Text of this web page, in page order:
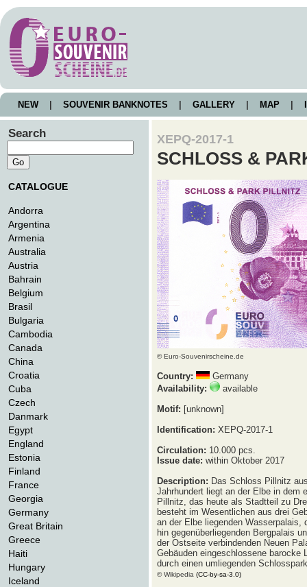
NEW SOUVENIR BANKNOTES GALLERY MAP
Search
CATALOGUE
Andorra
Argentina
Armenia
Australia
Austria
Bahrain
Belgium
Brasil
Bulgaria
Cambodia
Canada
China
Croatia
Cuba
Czech
Danmark
Egypt
England
Estonia
Finland
France
Georgia
Germany
Great Britain
Greece
Haiti
Hungary
Iceland
XEPQ-2017-1
SCHLOSS &
© Euro-Souvenirscheine.de
Country:
Germany
Availability:
available
Motif: [unknown]
Identification: XEPQ-2017-1
Circulation: 10.000 pcs.
Issue date: within Oktober 2017
Description: Das Schloss Pillnitz
Jahrhundert liegt an der Elbe in dem
Pillnitz, das heute als Stadtteil zu
besteht im Wesentlichen aus drei
an der Elbe liegenden Wasserpalais,
hin gegenüberliegenden Bergpalais
der Ostseite verbindenden Neuen
Gebäuden eingeschlossene barocke
durch einen umliegenden
© Wikipedia (CC-by-sa-3.0)